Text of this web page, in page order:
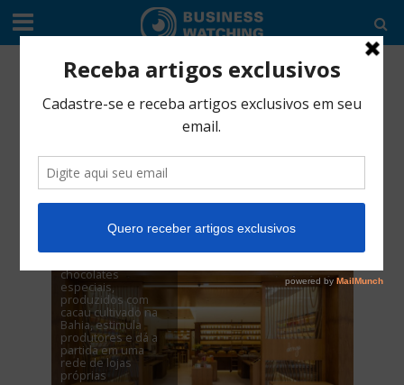
COMÉRCIO• EDITORIAL
O jeito sustentável
da Dengo produzir
chocolate
junho 7, 2018 5 Min Read
chocolates
especiais,
produzidos com
cacau cultivado na
Bahia, estimula
produtores e dá a
partida em uma
rede de lojas
próprias